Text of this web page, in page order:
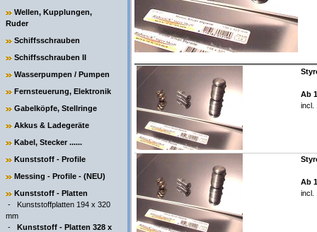
Wellen, Kupplungen,
Ruder
Schiffsschrauben
Schiffsschrauben II
Wasserpumpen / Pumpen
Fernsteuerung, Elektronik
Gabelköpfe, Stellringe
Akkus & Ladegeräte
Kabel, Stecker ......
Kunststoff - Profile
Messing - Profile - (NEU)
Kunststoff - Platten
- Kunststoffplatten 194 x 320
mm
- Kunststoff - Platten 328 x
Ab
incl.
Ab
incl.